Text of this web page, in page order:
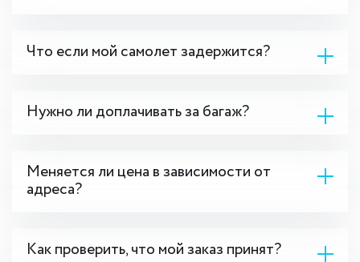
Что если мой самолет задержится?
Нужно ли доплачивать за багаж?
Меняется ли цена в зависимости от
адреса?
Как проверить, что мой заказ принят?